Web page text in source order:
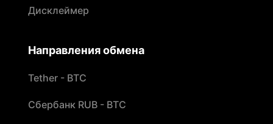
Дисклеймер
Направления обмена
Tether - BTC
Сбербанк RUB - BTC